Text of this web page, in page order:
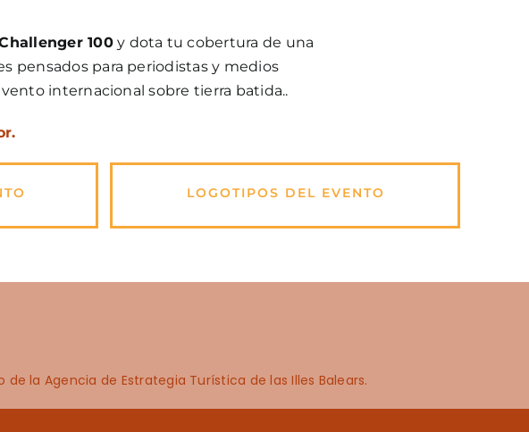
100y dota tu cobertura de una
pensados para periodistas y medios
internacional sobre tierra batida..
LOGOTIPOS DEL EVENTO
la Agencia de Estrategia Turística de las Illes Balears.